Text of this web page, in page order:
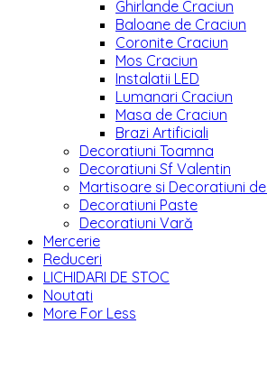
Ghirlande Craciun
Baloane de Craciun
Coronite Craciun
Mos Craciun
Instalatii LED
Lumanari Craciun
Masa de Craciun
Brazi Artificiali
Decoratiuni Toamna
Decoratiuni Sf Valentin
Martisoare si Decoratiuni
Decoratiuni Paste
Decoratiuni Vară
Mercerie
Reduceri
LICHIDARI DE STOC
Noutati
More For Less